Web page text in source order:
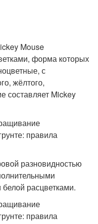
Mouse
форма которых
с
жёлтого,
составляет Mickey
разновидностью
расцветками.